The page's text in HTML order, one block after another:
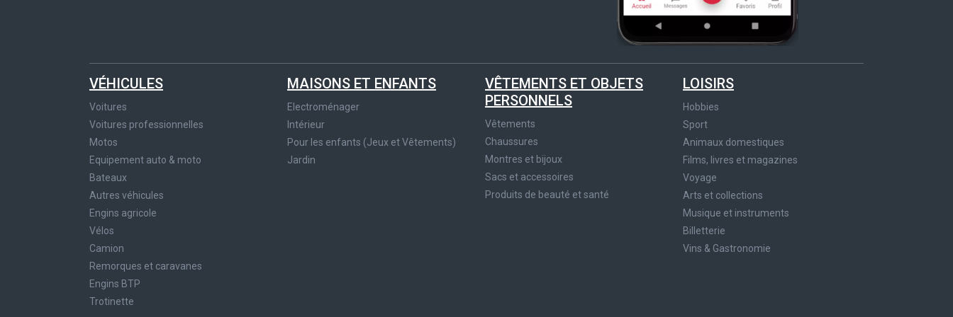
VÉHICULES
Voitures
Voitures professionnelles
Motos
Equipement auto & moto
Bateaux
Autres véhicules
Engins agricole
Vélos
Camion
Remorques et caravanes
Engins BTP
Trotinette
MAISONS ET ENFANTS
Electroménager
Intérieur
Pour les enfants (Jeux et Vêtements)
Jardin
VÊTEMENTS ET OBJETS
PERSONNELS
Vêtements
Chaussures
Montres et bijoux
Sacs et accessoires
Produits de beauté et santé
LOISIRS
Hobbies
Sport
Animaux domestiques
Films, livres et magazines
Voyage
Arts et collections
Musique et instruments
Billetterie
Vins & Gastronomie